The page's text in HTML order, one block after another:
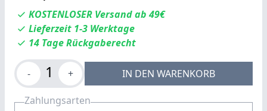
KOSTENLOSER Versand ab 49€
Lieferzeit 1-3 Werktage
14 Tage Rückgaberecht
- 1 + IN DEN WARENKORB
Zahlungsarten